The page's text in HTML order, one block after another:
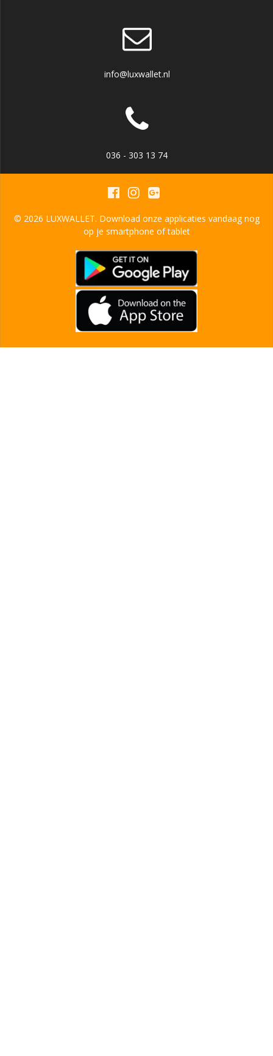
info@luxwallet.nl
036 - 303 13 74
© 2026 LUXWALLET. Download onze applicaties vandaag nog
op je smartphone of tablet